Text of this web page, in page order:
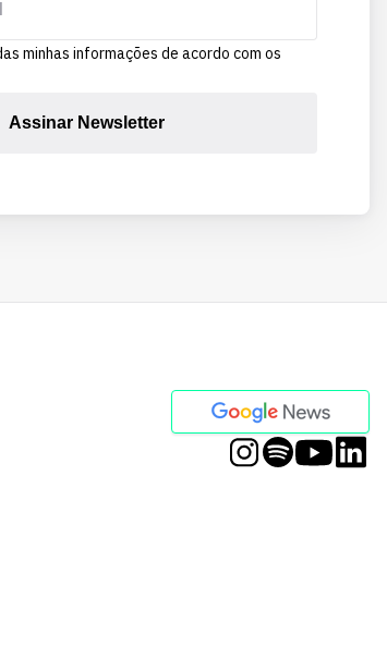
minhas informações de acordo com os
Assinar Newsletter